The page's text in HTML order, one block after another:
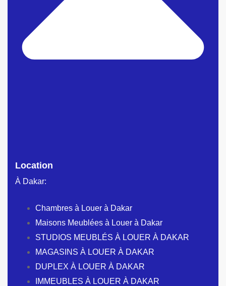
Location
À Dakar:
Chambres à Louer à Dakar
Maisons Meublées à Louer à Dakar
STUDIOS MEUBLÉS À LOUER À DAKAR
MAGASINS À LOUER À DAKAR
DUPLEX À LOUER À DAKAR
IMMEUBLES À LOUER À DAKAR